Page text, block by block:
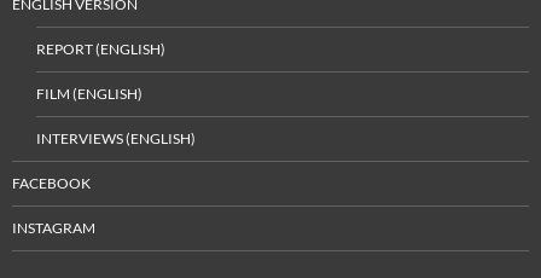
ENGLISH VERSION
REPORT (ENGLISH)
FILM (ENGLISH)
INTERVIEWS (ENGLISH)
FACEBOOK
INSTAGRAM